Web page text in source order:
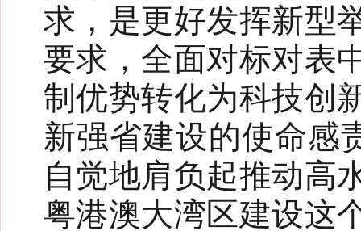
求，是更好发挥新型
要求，全面对标对表
制优势转化为科技创
新强省建设的使命感
自觉地肩负起推动高
粤港澳大湾区建设这